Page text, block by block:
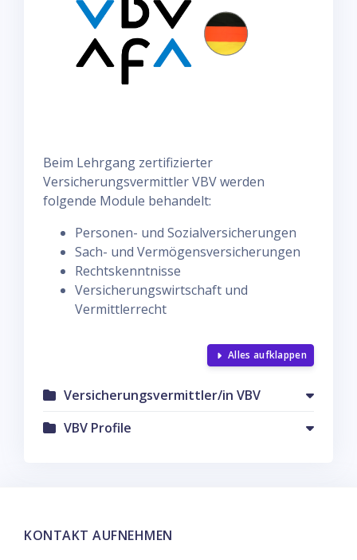
Beim Lehrgang zertifizierter
Versicherungsvermittler VBV werden
folgende Module behandelt:
Personen- und Sozialversicherungen
Sach- und Vermögensversicherungen
Rechtskenntnisse
Versicherungswirtschaft und
Vermittlerrecht
Alles aufklappen
Versicherungsvermittler/in VBV
VBV Profile
KONTAKT AUFNEHMEN